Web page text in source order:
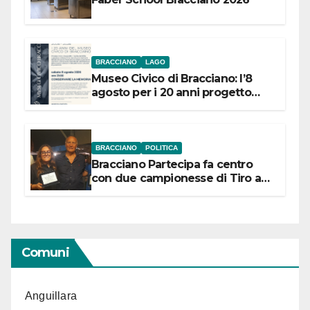
BRACCIANO LAGO
Museo Civico di Bracciano: l’8
agosto per i 20 anni progetto
BRACCIANO POLITICA
Bracciano Partecipa fa centro
con due campionesse di Tiro a
Comuni
Anguillara